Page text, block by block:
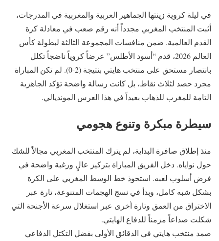
في ليلة كروية زينتها الجماهير العربية والمغربية في المدرجات،
أثبت المنتخب المغربي مجدداً أنه رقم صعب في معادلة كرة
القدم العالمية. ضمن منافسات المجموعة الثالثة لبطولة كأس
العالم 2026، قدم “أسود الأطلس” عرضاً كروياً ناضجاً تكلل
بانتصار مستحق على منتخب هايتي بنتيجة (2-0). لم تكن المباراة
مجرد حصد لثلاث نقاط، بل كانت رسالة واضحة تؤكد الجاهزية
التامة للمغرب للذهاب بعيداً في هذا العرس المونديالي.
سيطرة مبكرة وتنوع هجومي
منذ إطلاق صافرة البداية، لم يترك المنتخب المغربي مجالاً للشك
حول نواياه. دخل الفريق المباراة بتركيز عالٍ ورغبة واضحة في
فرض أسلوب لعبه. استحوذ خط الوسط المغربي على الكرة
بشكل شبه كامل، وبدأ في نسج الهجمات المتنوعة، تارة عبر
الاختراق من العمق وتارة أخرى عبر استغلال سرعة الأجنحة التي
شكلت صداعاً مزمناً للدفاع الهايتي.
صمد منتخب هايتي في الدقائق الأولى بفضل التكتل الدفاعي